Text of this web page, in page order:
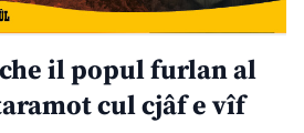
il popul furlan al
cul cjâf e vîf